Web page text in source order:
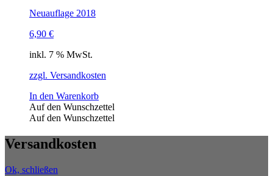
Neuauflage 2018
6,90 €
inkl. 7 % MwSt.
zzgl. Versandkosten
In den Warenkorb
Auf den Wunschzettel
Auf den Wunschzettel
Versandkosten
Ok, schließen